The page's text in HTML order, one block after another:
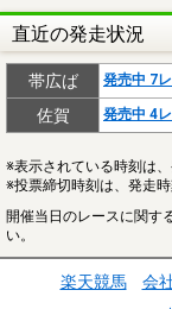
直近の発走状況
帯広ば 発売中 7
佐賀 発売中 4
※表示されている時刻は、
※投票締切時刻は、発走時
開催当日のレースに関す
い。
楽天競馬 会